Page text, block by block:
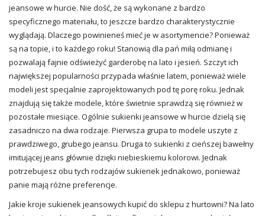
jeansowe w hurcie. Nie dość, że są wykonane z bardzo
specyficznego materiału, to jeszcze bardzo charakterystycznie
wyglądają. Dlaczego powinieneś mieć je w asortymencie? Ponieważ
są na topie, i to każdego roku! Stanowią dla pań miłą odmianę i
pozwalają fajnie odświeżyć garderobę na lato i jesień. Szczyt ich
największej popularności przypada właśnie latem, ponieważ wiele
modeli jest specjalnie zaprojektowanych pod tę porę roku. Jednak
znajdują się także modele, które świetnie sprawdzą się również w
pozostałe miesiące. Ogólnie sukienki jeansowe w hurcie dzielą się
zasadniczo na dwa rodzaje. Pierwsza grupa to modele uszyte z
prawdziwego, grubego jeansu. Druga to sukienki z cieńszej bawełny
imitującej jeans głównie dzięki niebieskiemu kolorowi. Jednak
potrzebujesz obu tych rodzajów sukienek jednakowo, ponieważ
panie mają różne preferencje.
Jakie kroje sukienek jeansowych kupić do sklepu z hurtowni? Na lato